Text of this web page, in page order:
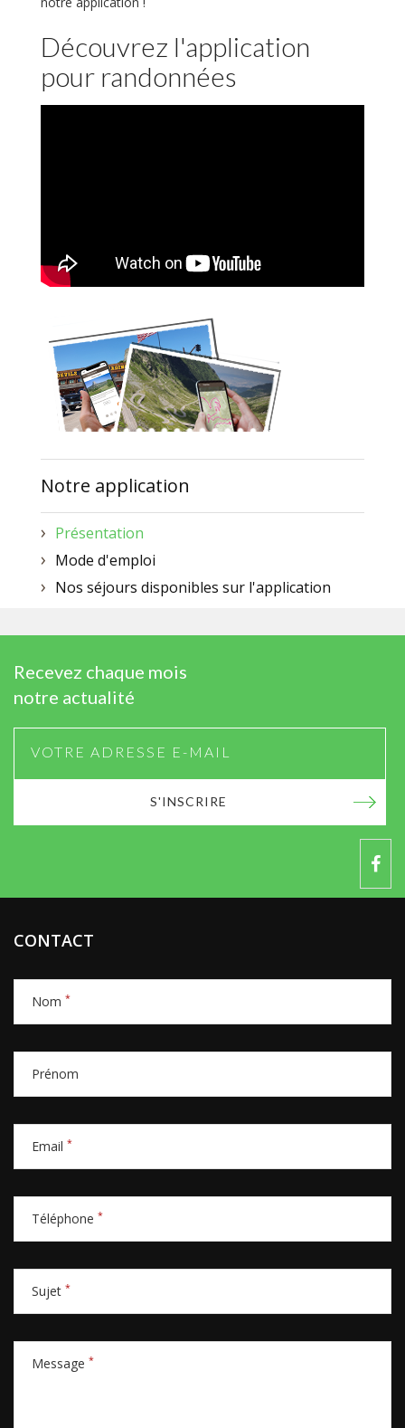
Découvrez l'application
pour randonnées
Notre application
Présentation
Mode d'emploi
Nos séjours disponibles sur l'application
Recevez chaque mois
notre actualité
S'INSCRIRE
CONTACT
Nom *
Prénom
Email *
Téléphone *
Sujet *
Message *